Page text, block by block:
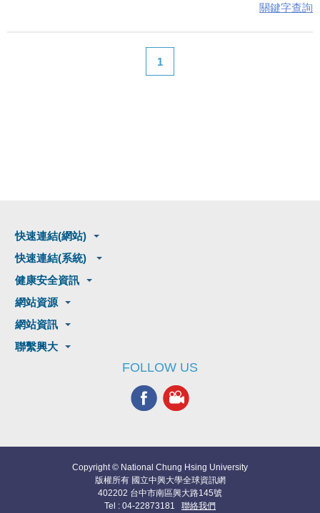
關鍵字查詢
1
快速連結(網站)
快速連結(系統)
健康安全資訊
網站資源
網站資訊
聯繫興大
FOLLOW US
Copyright © National Chung Hsing University
版權所有 國立中興大學全球資訊網
402202 台中市南區興大路145號
Tel : 04-22873181 聯絡我們